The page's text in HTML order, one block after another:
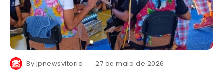
By jpnewsvitoria 27 de maio de 2026